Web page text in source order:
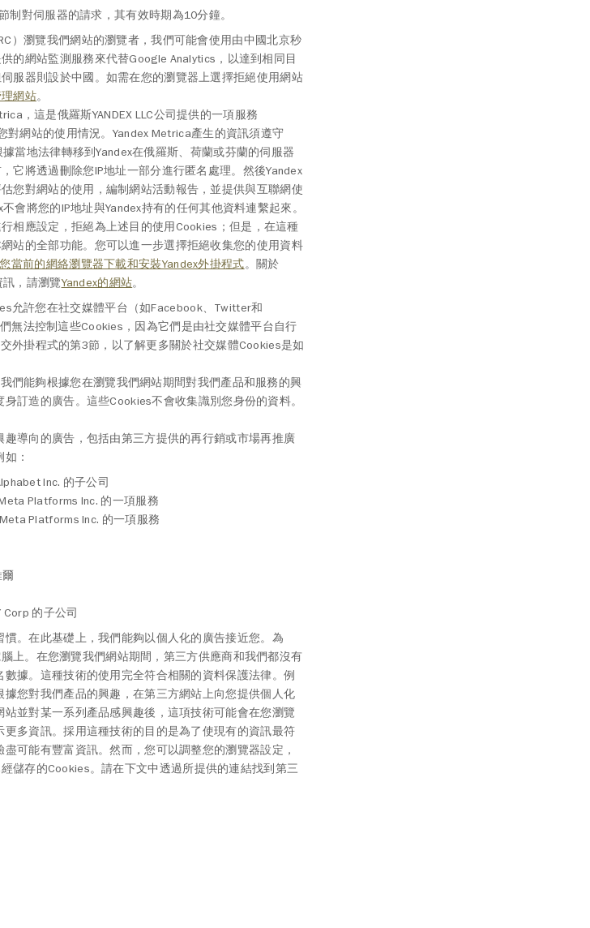
制對伺服器的請求，其有效時期為10分鐘。
）瀏覽我們網站的瀏覽者，我們可能會使用由中國北京秒
供的網站監測服務來代替Google Analytics，以達到相同目
服器則設於中國。如需在您的瀏覽器上選擇拒絕使用網站
網站。
，這是俄羅斯YANDEX LLC公司提供的一項服務
對網站的使用情況。Yandex Metrica產生的資訊須遵守
當地法律轉移到Yandex在俄羅斯、荷蘭或芬蘭的伺服器
它將透過刪除您IP地址一部分進行匿名處理。然後Yandex
您對網站的使用，編制網站活動報告，並提供與互聯網使
會將您的IP地址與Yandex持有的任何其他資料連繫起來。
相應設定，拒絕為上述目的使用Cookies；但是，在這種
站的全部功能。您可以進一步選擇拒絕收集您的使用資料
當前的網絡瀏覽器下載和安裝Yandex外掛程式。關於
訊，請瀏覽Yandex的網站。
允許您在社交媒體平台（如Facebook、Twitter和
無法控制這些Cookies，因為它們是由社交媒體平台自行
外掛程式的第3節，以了解更多關於社交媒體Cookies是如
們能夠根據您在瀏覽我們網站期間對我們產品和服務的興
訂造的廣告。這些Cookies不會收集識別您身份的資料。
導向的廣告，包括由第三方提供的再行銷或市場再推廣
如：
Inc. 的子公司
Platforms Inc. 的一項服務
Platforms Inc. 的一項服務
Corp 的子公司
。在此基礎上，我們能夠以個人化的廣告接近您。為
上。在您瀏覽我們網站期間，第三方供應商和我們都沒有
據。這種技術的使用完全符合相關的資料保護法律。例
您對我們產品的興趣，在第三方網站上向您提供個人化
並對某一系列產品感興趣後，這項技術可能會在您瀏覽
多資訊。採用這種技術的目的是為了使現有的資訊最符
可能有豐富資訊。然而，您可以調整您的瀏覽器設定，
儲存的Cookies。請在下文中透過所提供的連結找到第三